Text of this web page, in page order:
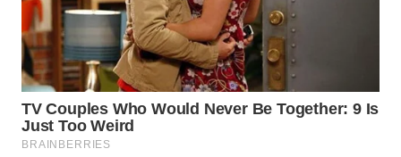
WAHANANEWS
ID
WAHANANEWS
CO ID